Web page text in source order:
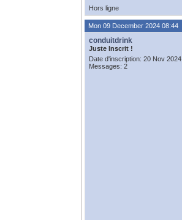
Hors ligne
Mon 09 December 2024 08:44
conduitdrink
Juste Inscrit !
Date d'inscription: 20 Nov 2024
Messages: 2